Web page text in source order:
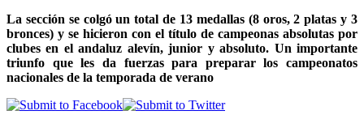
La sección se colgó un total de 13 medallas (8 oros, 2 platas y 3
bronces) y se hicieron con el título de campeonas absolutas por
clubes en el andaluz alevín, junior y absoluto. Un importante
triunfo que les da fuerzas para preparar los campeonatos
nacionales de la temporada de verano